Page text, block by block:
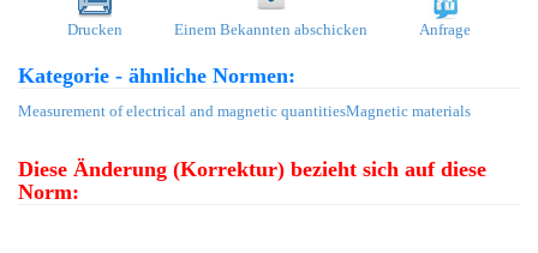
Drucken Einem Bekannten abschicken Anfrage
Kategorie - ähnliche Normen:
Measurement of electrical and magnetic quantitiesMagnetic materials
Diese Änderung (Korrektur) bezieht sich auf diese
Norm: